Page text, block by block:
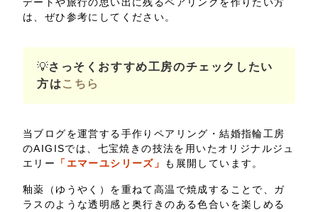
は、ぜひ参考にしてください。
💡さっそくおすすめ工房のチェックしたい
方は こちら
当ブログを運営する手作りペアリング・結婚指輪工房
のAIGISでは、七宝焼きの技法を用いたオリジナルジュ
エリー
「エマーユシリーズ」 も展開しています。
釉薬（ゆうやく）を重ねて高温で焼成することで、ガ
ラスのような透明感と奥行きのある色合いを楽しめる